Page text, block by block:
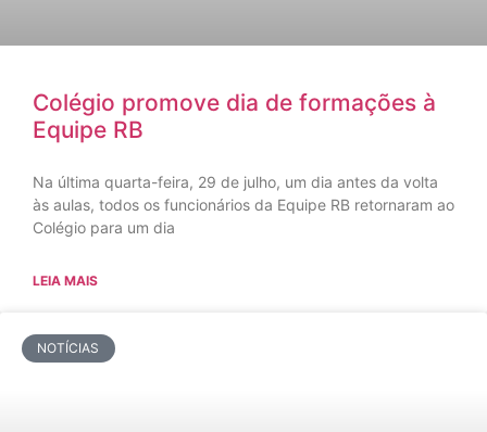
Colégio promove dia de formações à
Equipe RB
Na última quarta-feira, 29 de julho, um dia antes da volta
às aulas, todos os funcionários da Equipe RB retornaram ao
Colégio para um dia
LEIA MAIS
NOTÍCIAS